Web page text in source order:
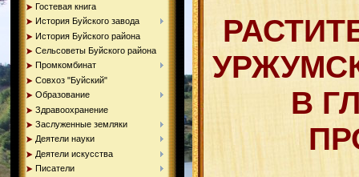
Гостевая книга
История Буйского завода
История Буйского района
Сельсоветы Буйского района
Промкомбинат
Совхоз "Буйский"
Образование
Здравоохранение
Заслуженные земляки
Деятели науки
Деятели искусства
Писатели
В